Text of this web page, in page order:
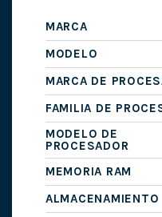
MARCA
MODELO
MARCA DE
FAMILIA DE
MODELO DE
PROCESADOR
MEMORIA RAM
ALMACENAMIENTO